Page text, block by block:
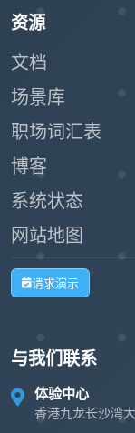
资源
文档
场景库
职场词汇表
博客
系统状态
网站地图
请求演示
与我们联系
体验中心
香港九龙长沙湾